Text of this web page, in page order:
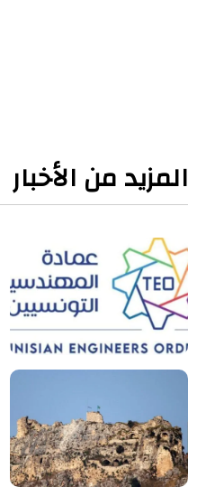
المزيد من الأخبار